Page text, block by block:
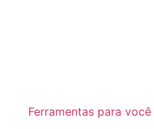
Ferramentas para você